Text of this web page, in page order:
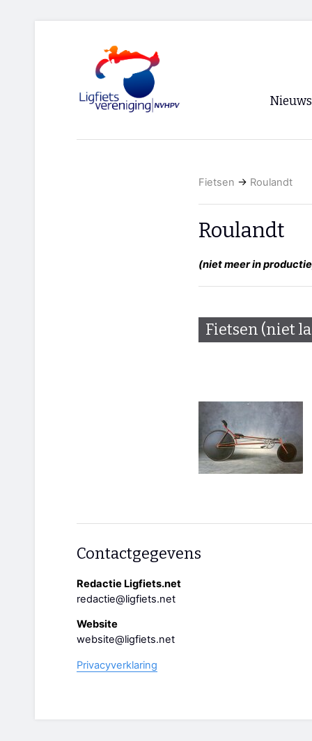
Nieuws
Archief
RSS
Fietsen → Roulandt
Roulandt
(niet meer in
Fietsen (niet
Contactgegevens
Redactie Ligfiets.net
redactie@ligfiets.net
Website
website@ligfiets.net
Privacyverklaring